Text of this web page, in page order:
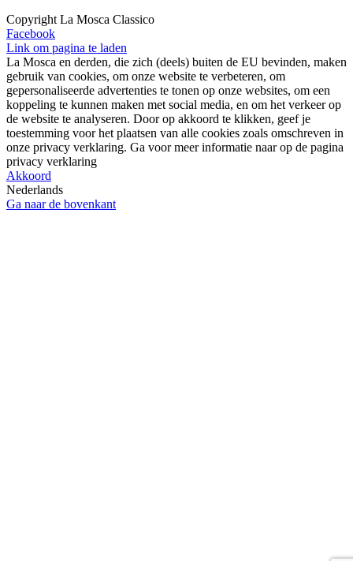
Copyright La Mosca Classico
Facebook
Link om pagina te laden
La Mosca en derden, die zich (deels) buiten de EU bevinden, maken
gebruik van cookies, om onze website te verbeteren, om
gepersonaliseerde advertenties te tonen op onze websites, om een
koppeling te kunnen maken met social media, en om het verkeer op
de website te analyseren. Door op akkoord te klikken, geef je
toestemming voor het plaatsen van alle cookies zoals omschreven in
onze privacy verklaring. Ga voor meer informatie naar op de pagina
privacy verklaring
Akkoord
Nederlands
Ga naar de bovenkant